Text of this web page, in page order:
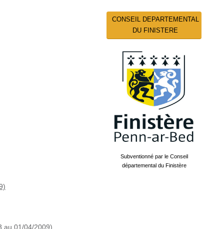
au 01/04/2009)
CONSEIL DEPARTEMENTAL
DU FINISTERE
Subventionné par le Conseil
départemental du Finistère